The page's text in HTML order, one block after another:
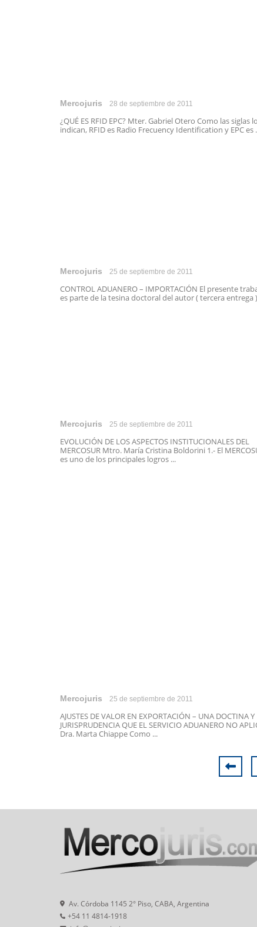
Mercojuris 28 de septiembre de 2011
¿QUÉ ES RFID EPC? Mter. Gabriel Otero Como las siglas lo
indican, RFID es Radio Frecuency Identification y EPC es
Mercojuris 25 de septiembre de 2011
CONTROL ADUANERO – IMPORTACIÓN El presente
es parte de la tesina doctoral del autor ( tercera entrega
Mercojuris 25 de septiembre de 2011
EVOLUCIÓN DE LOS ASPECTOS INSTITUCIONALES DEL
MERCOSUR Mtro. María Cristina Boldorini 1.- El
es uno de los principales logros ...
Mercojuris 25 de septiembre de 2011
AJUSTES DE VALOR EN EXPORTACIÓN – UNA DOCTINA Y
JURISPRUDENCIA QUE EL SERVICIO ADUANERO NO
Dra. Marta Chiappe Como ...
Av. Córdoba 1145 2° Piso, CABA, Argentina
+54 11 4814-1918